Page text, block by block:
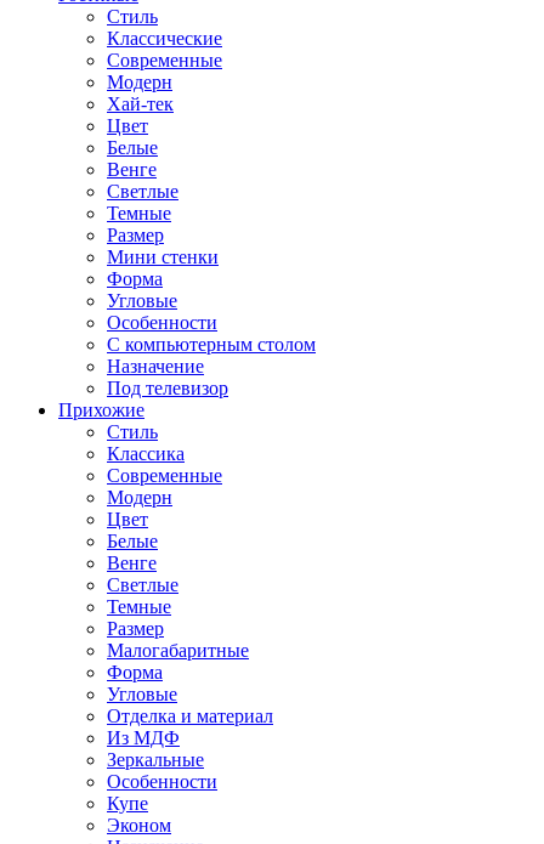
Стиль
Классические
Современные
Модерн
Хай-тек
Цвет
Белые
Венге
Светлые
Темные
Размер
Мини стенки
Форма
Угловые
Особенности
С компьютерным столом
Назначение
Под телевизор
Прихожие
Стиль
Классика
Современные
Модерн
Цвет
Белые
Венге
Светлые
Темные
Размер
Малогабаритные
Форма
Угловые
Отделка и материал
Из МДФ
Зеркальные
Особенности
Купе
Эконом